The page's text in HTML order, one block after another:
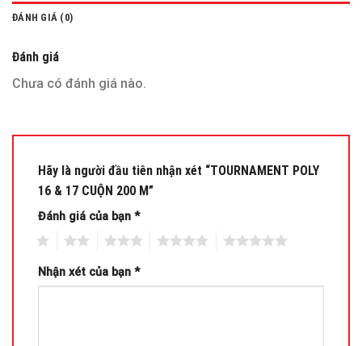
ĐÁNH GIÁ (0)
Đánh giá
Chưa có đánh giá nào.
Hãy là người đầu tiên nhận xét “TOURNAMENT POLY
16 & 17 CUỘN 200 M”
Đánh giá của bạn *
Nhận xét của bạn *